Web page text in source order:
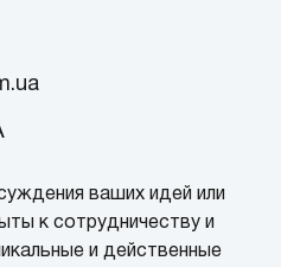
ваших идей или
к сотрудничеству и
и действенные